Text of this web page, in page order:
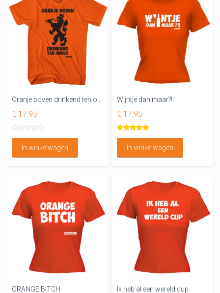
€ 17,95
In winkelwagen
Wijntje dan maar?!!
€ 17,95
In winkelwagen
ORANGE BITCH Ik heb al een wereld cup